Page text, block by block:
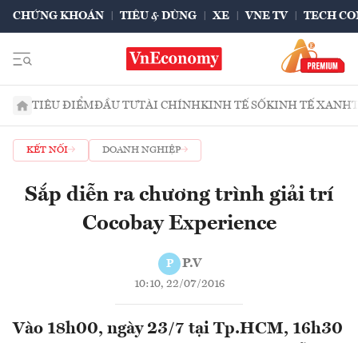
CHỨNG KHOÁN TIÊU & DÙNG XE VNE TV TECH
TIÊU ĐIỂMĐẦU TƯTÀI CHÍNHKINH TẾ SỐKINH TẾ XANH
KẾT NỐI DOANH NGHIỆP
Sắp diễn ra chương trình giải trí
Cocobay Experience
P P.V
10:10, 22/07/2016
Vào 18h00, ngày 23/7 tại Tp.HCM, 16h30